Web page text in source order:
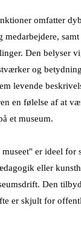
omfatter
medarbejdere,
Den belyser
og
levende
en følelse af at
et museum.
museet" er ideel for
eller
Den
er skjult for